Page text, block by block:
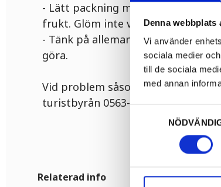
Denna webbplats
Vi använder
sociala medier
till de sociala
med annan
- Lätt packning med till exempel
frukt. Glöm inte vattnet!
- Tänk på allemansrätten, ta reda
göra.
Vid problem såsom träd över väg
turistbyrån 0563-54 10 81
Relaterad info